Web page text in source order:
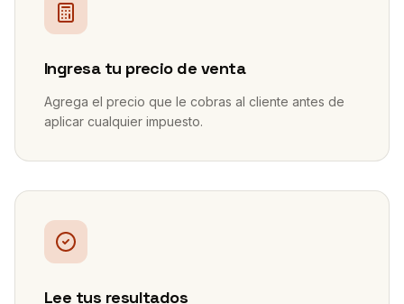
Ingresa tu precio de venta
Agrega el precio que le cobras al cliente antes de
aplicar cualquier impuesto.
Lee tus resultados